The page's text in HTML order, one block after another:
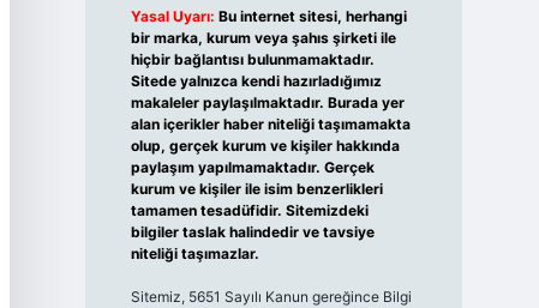
Yasal Uyarı: Bu internet sitesi, herhangi
bir marka, kurum veya şahıs şirketi ile
hiçbir bağlantısı bulunmamaktadır.
Sitede yalnızca kendi hazırladığımız
makaleler paylaşılmaktadır. Burada yer
alan içerikler haber niteliği taşımamakta
olup, gerçek kurum ve kişiler hakkında
paylaşım yapılmamaktadır. Gerçek
kurum ve kişiler ile isim benzerlikleri
tamamen tesadüfidir. Sitemizdeki
bilgiler taslak halindedir ve tavsiye
niteliği taşımazlar.
Sitemiz, 5651 Sayılı Kanun gereğince Bilgi